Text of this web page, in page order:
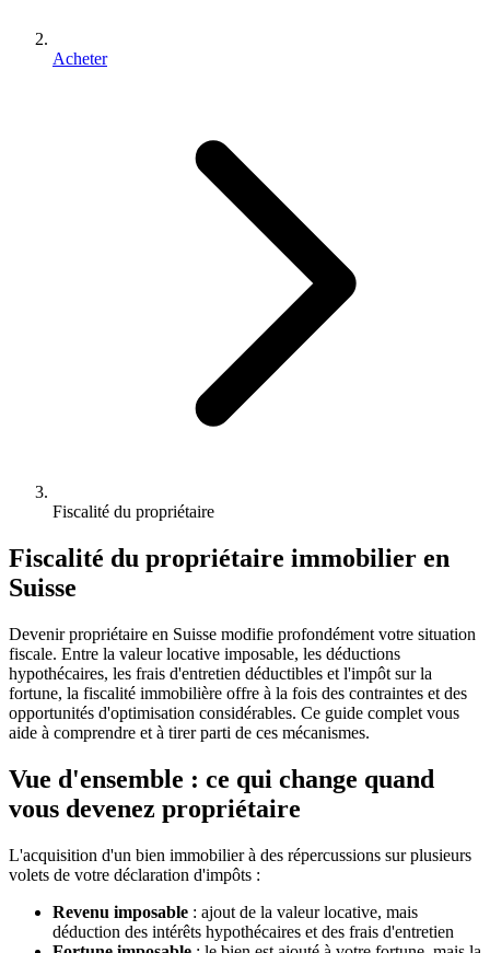
Acheter
Fiscalité du propriétaire
Fiscalité du propriétaire immobilier en
Suisse
Devenir propriétaire en Suisse modifie profondément votre situation
fiscale. Entre la valeur locative imposable, les déductions
hypothécaires, les frais d'entretien déductibles et l'impôt sur la
fortune, la fiscalité immobilière offre à la fois des contraintes et des
opportunités d'optimisation considérables. Ce guide complet vous
aide à comprendre et à tirer parti de ces mécanismes.
Vue d'ensemble : ce qui change quand
vous devenez propriétaire
L'acquisition d'un bien immobilier à des répercussions sur plusieurs
volets de votre déclaration d'impôts :
Revenu imposable : ajout de la valeur locative, mais
déduction des intérêts hypothécaires et des frais d'entretien